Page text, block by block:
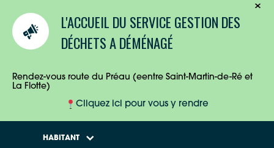
L'ACCUEIL DU SERVICE GESTION DES
DÉCHETS A DÉMÉNAGÉ
Rendez-vous route du Préau (eentre Saint-Martin-de-Ré et
La Flotte)
Cliquez ici pour vous y rendre
HABITANT
ENTREPRISES